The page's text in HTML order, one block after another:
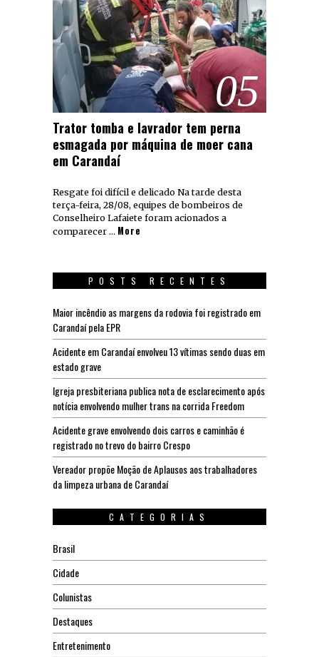
05
Trator tomba e lavrador tem perna
esmagada por máquina de moer cana
em Carandaí
Resgate foi difícil e delicado Na tarde desta
terça-feira, 28/08, equipes de bombeiros de
Conselheiro Lafaiete foram acionados a
comparecer … More
POSTS RECENTES
Maior incêndio as margens da rodovia foi registrado em
Carandaí pela EPR
Acidente em Carandaí envolveu 13 vítimas sendo duas em
estado grave
Igreja presbiteriana publica nota de esclarecimento após
notícia envolvendo mulher trans na corrida Freedom
Acidente grave envolvendo dois carros e caminhão é
registrado no trevo do bairro Crespo
Vereador propõe Moção de Aplausos aos trabalhadores
da limpeza urbana de Carandaí
CATEGORIAS
Brasil
Cidade
Colunistas
Destaques
Entretenimento